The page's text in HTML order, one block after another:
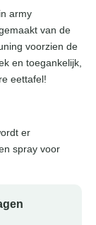
army
van de
voorzien de
en toegankelijk,
eettafel!
er
spray voor